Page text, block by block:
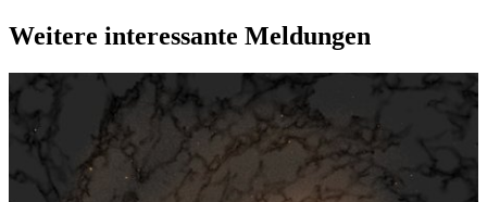
Weitere interessante Meldungen